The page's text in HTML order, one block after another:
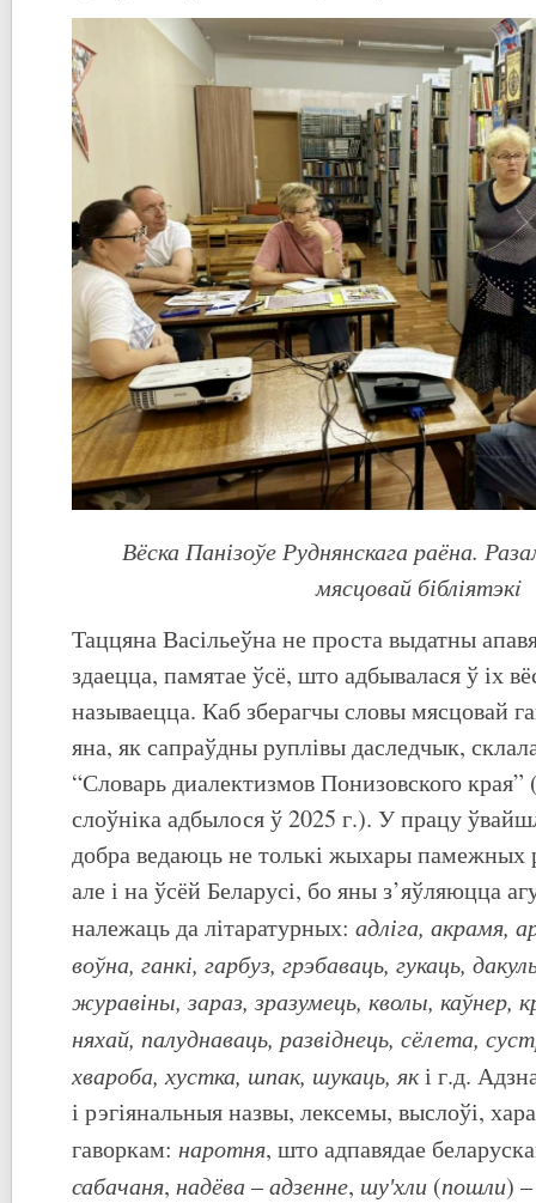
Вёска Панізоўе Руднянскага раёна.
мясцовай бібліятэкi
Таццяна Васільеўна не проста выдатны
здаецца, памятае ўсё, што адбывалася ў іх
называецца. Каб зберагчы словы мясцовай
яна, як сапраўдны руплівы даследчык,
“Словарь диалектизмов Понизовского края”
слоўніка адбылося ў 2025 г.). У працу
добра ведаюць не толькі жыхары
але і на ўсёй Беларусі, бо яны з’яўляюцца
належаць да літаратурных: адліга, акрамя,
воўна, ганкі, гарбуз, грэбаваць, гукаць,
журавіны, зараз, зразумець, кволы, каўнер,
няхай, палуднаваць, развіднець, сёлета,
хвароба, хустка, шпак, шукаць, які г.д.
і рэгіянальныя назвы, лексемы, выслоўі,
гаворкам: наротня, што адпавядае
сабачаня, надёва–адзенне, шуʹхли (пошли)